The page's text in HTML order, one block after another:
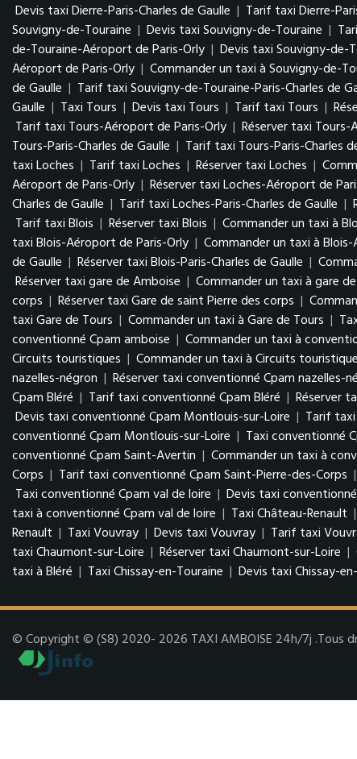
Devis taxi Dierre-Paris-Charles de Gaulle | Tarif taxi Dierre-
Souvigny-de-Touraine | Devis taxi Souvigny-de-Touraine |
de-Touraine-Aéroport de Paris-Orly | Devis taxi Souvigny-de-
Aéroport de Paris-Orly | Commander un taxi à Souvigny-de-
de Gaulle | Tarif taxi Souvigny-de-Touraine-Paris-Charles de
Gaulle | Taxi Tours | Devis taxi Tours | Tarif taxi Tours |
Tarif taxi Tours-Aéroport de Paris-Orly | Réserver taxi
Tours-Paris-Charles de Gaulle | Tarif taxi Tours-Paris-Charles
taxi Loches | Tarif taxi Loches | Réserver taxi Loches |
Aéroport de Paris-Orly | Réserver taxi Loches-Aéroport de
Charles de Gaulle | Tarif taxi Loches-Paris-Charles de Gaulle |
Tarif taxi Blois | Réserver taxi Blois | Commander un taxi à
taxi Blois-Aéroport de Paris-Orly | Commander un taxi à
de Gaulle | Réserver taxi Blois-Paris-Charles de Gaulle |
Réserver taxi gare de Amboise | Commander un taxi à gare
corps | Réserver taxi Gare de saint Pierre des corps |
taxi Gare de Tours | Commander un taxi à Gare de Tours |
conventionné Cpam amboise | Commander un taxi à
Circuits touristiques | Commander un taxi à Circuits
nazelles-négron | Réserver taxi conventionné Cpam nazelles-
Cpam Bléré | Tarif taxi conventionné Cpam Bléré | Réserver
Devis taxi conventionné Cpam Montlouis-sur-Loire | Tarif
conventionné Cpam Montlouis-sur-Loire | Taxi conventionné
conventionné Cpam Saint-Avertin | Commander un taxi à
Corps | Tarif taxi conventionné Cpam Saint-Pierre-des-Corps |
Taxi conventionné Cpam val de loire | Devis taxi
taxi à conventionné Cpam val de loire | Taxi Château-Renault |
Renault | Taxi Vouvray | Devis taxi Vouvray | Tarif taxi
taxi Chaumont-sur-Loire | Réserver taxi Chaumont-sur-Loire |
taxi à Bléré | Taxi Chissay-en-Touraine | Devis taxi Chissay-
© Copyright © (S8) 2020- 2026 TAXI AMBOISE 24h/7j .Tous